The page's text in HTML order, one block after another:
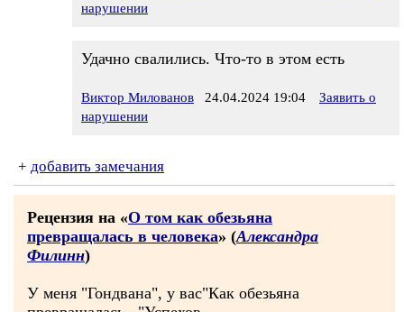
нарушении
Удачно свалились. Что-то в этом есть
Виктор Милованов 24.04.2024 19:04
Заявить о
нарушении
+ добавить замечания
Рецензия на «О том как обезьяна
превращалась в человека» (Александра
Филинн)
У меня "Гондвана", у вас"Как обезьяна